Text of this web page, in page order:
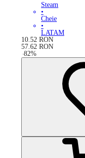
Steam
•
Cheie
•
LATAM
10.52 RON
57.62 RON
-82%